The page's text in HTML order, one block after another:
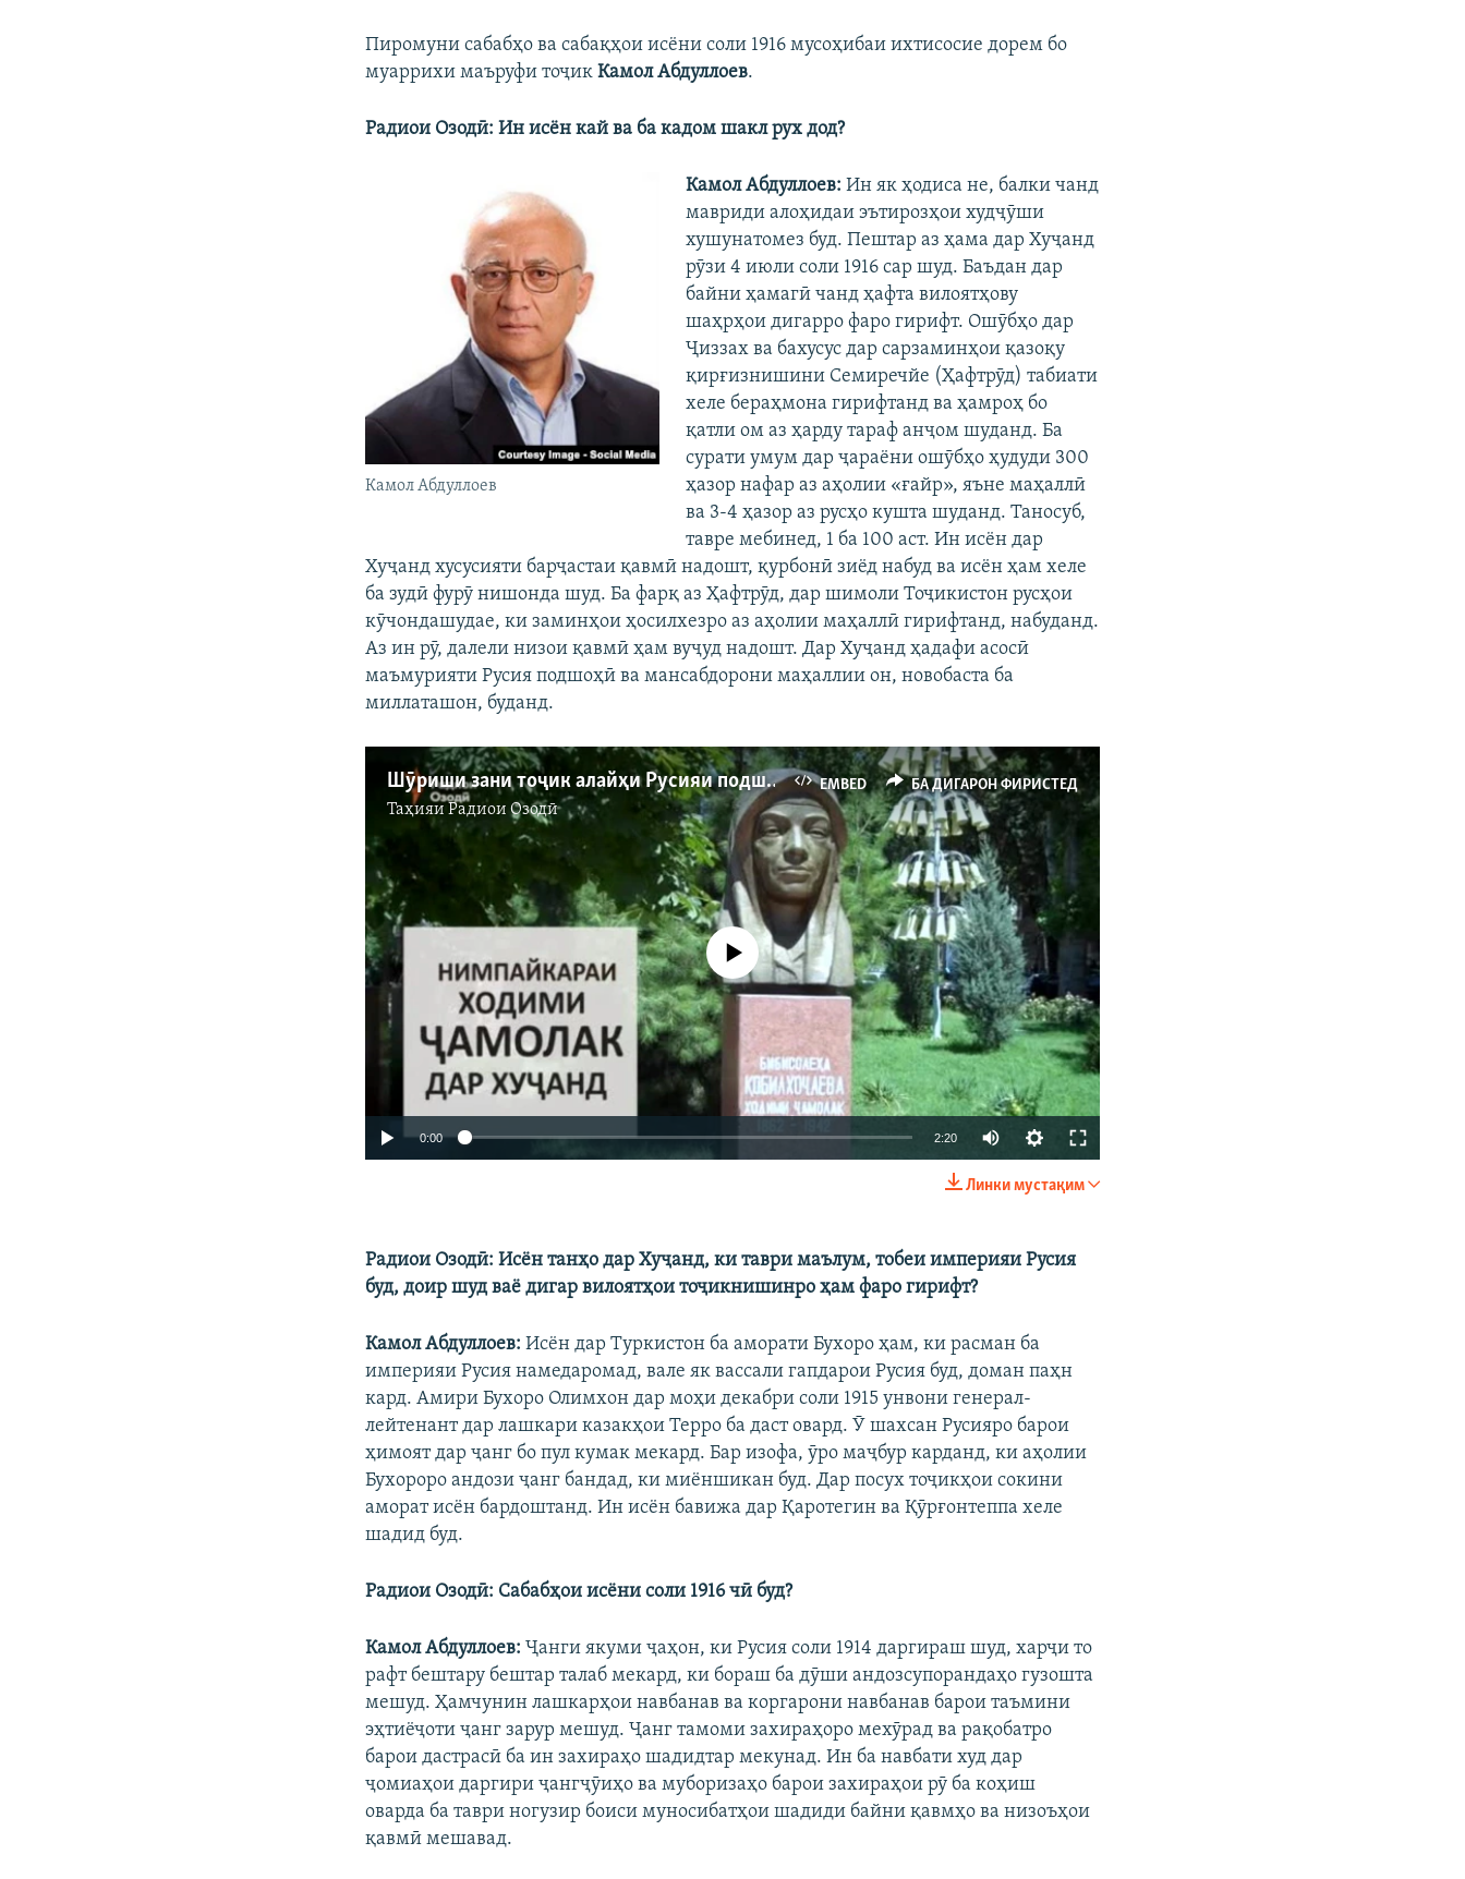
Пиромуни сабабҳо ва сабақҳои исёни соли 1916 мусоҳибаи ихтисосие дорем бо
муаррихи маъруфи тоҷикКамол Абдуллоев.
Радиои Озодӣ: Ин исён кай ва ба кадом шакл рух дод?
Камол Абдуллоев
Камол Абдуллоев: Ин як ҳодиса не, балки чанд
мавриди алоҳидаи эътирозҳои худҷӯши
хушунатомез буд. Пештар аз ҳама дар Хуҷанд
рӯзи 4 июли соли 1916 сар шуд. Баъдан дар
байни ҳамагӣ чанд ҳафта вилоятҳову
шаҳрҳои дигарро фаро гирифт. Ошӯбҳо дар
Ҷиззах ва бахусус дар сарзаминҳои қазоқу
қирғизнишини Семиречйе (Ҳафтрӯд) табиати
хеле бераҳмона гирифтанд ва ҳамроҳ бо
қатли ом аз ҳарду тараф анҷом шуданд. Ба
сурати умум дар ҷараёни ошӯбҳо ҳудуди 300
ҳазор нафар аз аҳолии «ғайр», яъне маҳаллӣ
ва 3-4 ҳазор аз русҳо кушта шуданд. Таносуб,
тавре мебинед, 1 ба 100 аст. Ин исён дар
Хуҷанд хусусияти барҷастаи қавмӣ надошт, қурбонӣ зиёд набуд ва исён ҳам хеле
ба зудӣ фурӯ нишонда шуд. Ба фарқ аз Ҳафтрӯд, дар шимоли Тоҷикистон русҳои
кӯчондашудае, ки заминҳои ҳосилхезро аз аҳолии маҳаллӣ гирифтанд, набуданд.
Аз ин рӯ, далели низои қавмӣ ҳам вуҷуд надошт. Дар Хуҷанд ҳадафи асосӣ
маъмурияти Русия подшоҳӣ ва мансабдорони маҳаллии он, новобаста ба
миллаташон, буданд.
EMBED БА ДИГАРОН ФИРИСТЕД
Шӯриши зани тоҷик алайҳи Русияи подшоҳӣ
ТаҳияиРадиои Озодӣ
БА ДИГАРОН ФИРИСТЕД
Феълан кор намекунад
0:00 2:20
Линки мустақим
Радиои Озодӣ: Исён танҳо дар Хуҷанд, ки таври маълум, тобеи империяи Русия
буд, доир шуд ваё дигар вилоятҳои тоҷикнишинро ҳам фаро гирифт?
Камол Абдуллоев:Исён дар Туркистон ба аморати Бухоро ҳам, ки расман ба
империяи Русия намедаромад, вале як вассали гапдарои Русия буд, доман паҳн
кард. Амири Бухоро Олимхон дар моҳи декабри соли 1915 унвони генерал-
лейтенант дар лашкари казакҳои Терро ба даст овард. Ӯ шахсан Русияро барои
ҳимоят дар ҷанг бо пул кумак мекард. Бар изофа, ӯро маҷбур карданд, ки аҳолии
Бухороро андози ҷанг бандад, ки миёншикан буд. Дар посух тоҷикҳои сокини
аморат исён бардоштанд. Ин исён бавижа дар Қаротегин ва Қӯрғонтеппа хеле
шадид буд.
Радиои Озодӣ: Сабабҳои исёни соли 1916 чӣ буд?
Камол Абдуллоев:Ҷанги якуми ҷаҳон, ки Русия соли 1914 даргираш шуд, харҷи то
рафт бештару бештар талаб мекард, ки бораш ба дӯши андозсупорандаҳо гузошта
мешуд. Ҳамчунин лашкарҳои навбанав ва коргарони навбанав барои таъмини
эҳтиёҷоти ҷанг зарур мешуд. Ҷанг тамоми захираҳоро мехӯрад ва рақобатро
барои дастрасӣ ба ин захираҳо шадидтар мекунад. Ин ба навбати худ дар
ҷомиаҳои даргири ҷангҷӯиҳо ва муборизаҳо барои захираҳои рӯ ба коҳиш
оварда ба таври ногузир боиси муносибатҳои шадиди байни қавмҳо ва низоъҳои
қавмӣ мешавад.